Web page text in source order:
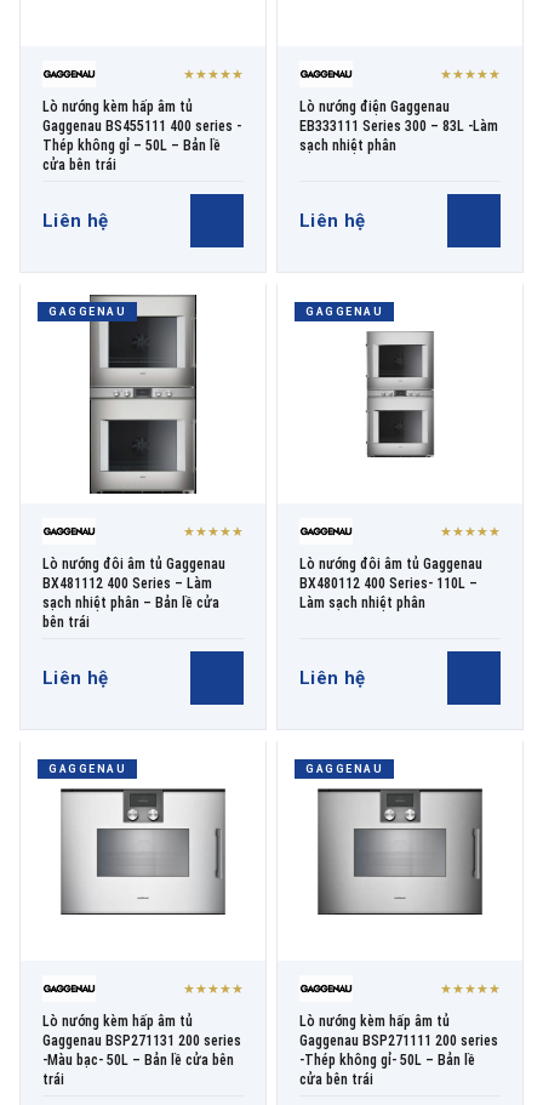
★★★★★
Lò nướng kèm hấp âm tủ
Gaggenau BS455111 400 series -
Thép không gỉ – 50L – Bản lề
cửa bên trái
Liên hệ
★★★★★
Lò nướng điện Gaggenau
EB333111 Series 300 – 83L -Làm
sạch nhiệt phân
Liên hệ
GAGGENAU
★★★★★
Lò nướng đôi âm tủ Gaggenau
BX481112 400 Series – Làm
sạch nhiệt phân – Bản lề cửa
bên trái
Liên hệ
GAGGENAU
★★★★★
Lò nướng đôi âm tủ Gaggenau
BX480112 400 Series- 110L –
Làm sạch nhiệt phân
Liên hệ
GAGGENAU
★★★★★
Lò nướng kèm hấp âm tủ
Gaggenau BSP271131 200 series
-Màu bạc- 50L – Bản lề cửa bên
trái
GAGGENAU
★★★★★
Lò nướng kèm hấp âm tủ
Gaggenau BSP271111 200 series
-Thép không gỉ- 50L – Bản lề
cửa bên trái